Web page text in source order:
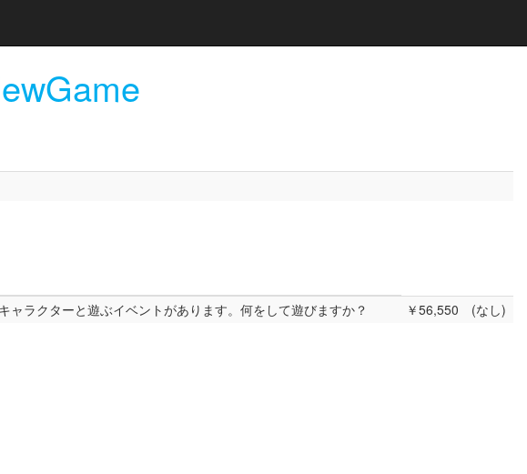
ャラクターと遊ぶイベントがあります。何をして遊びますか？ ￥56,550 (なし)